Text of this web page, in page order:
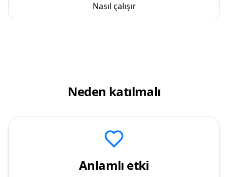
Nasıl çalışır
Neden katılmalı
Anlamlı etki